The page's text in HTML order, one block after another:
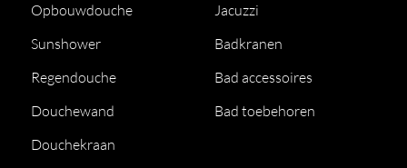
Opbouwdouche
Sunshower
Regendouche
Douchewand
Douchekraan
Jacuzzi
Badkranen
Bad accessoires
Bad toebehoren